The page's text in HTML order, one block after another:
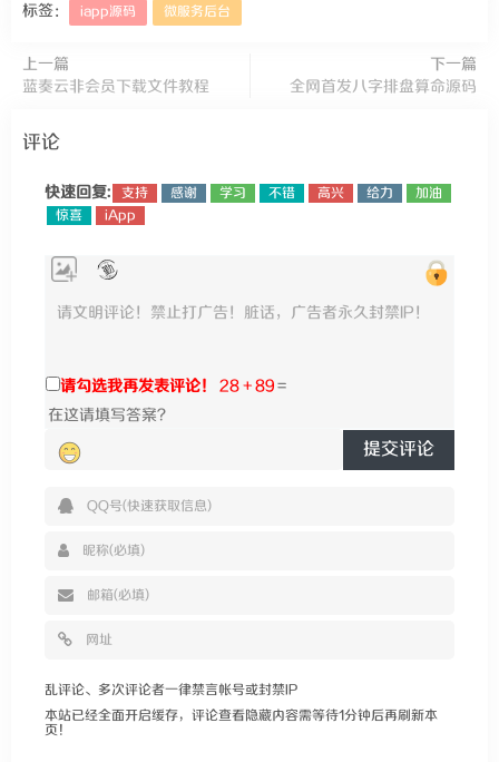
标签： iapp源码 微服务后台
上一篇
蓝奏云非会员下载文件教程
下一篇
全网首发八字排盘算命源码
评论
快速回复: 支持 感谢 学习 不错 高兴 给力
加油
惊喜
iApp
请勾选我再发表评论！ 28 + 89=
提交评论
乱评论、多次评论者一律禁言帐号或封禁IP
本站已经全面开启缓存，评论查看隐藏内容需等待1分钟后再刷新本
页！